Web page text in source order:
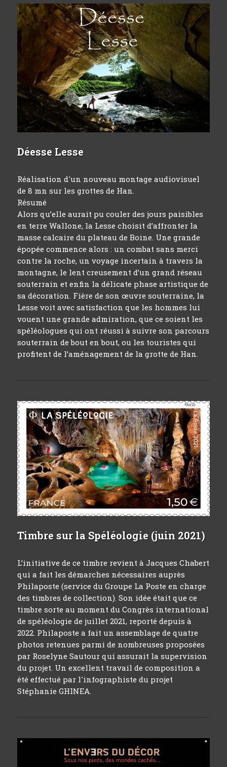
Déesse Lesse
Réalisation d'un nouveau montage audiovisuel
de 8 mn sur les grottes de Han.
Résumé
Alors qu’elle aurait pu couler des jours paisibles
en terre Wallone, la Lesse choisit d’affronter la
masse calcaire du plateau de Boine. Une grande
épopée commence alors : un combat sans merci
contre la roche, un voyage incertain à travers la
montagne, le lent creusement d’un grand réseau
souterrain et enfin la délicate phase artistique de
sa décoration. Fière de son œuvre souterraine, la
Lesse voit avec satisfaction que les hommes lui
vouent une grande admiration, que ce soient les
spéléologues qui ont réussi à suivre son parcours
souterrain de bout en bout, ou les touristes qui
profitent de l’aménagement de la grotte de Han.
Timbre sur la Spéléologie (juin 2021)
L’initiative de ce timbre revient à Jacques Chabert
qui a fait les démarches nécessaires auprès
Philaposte (service du Groupe La Poste en charge
des timbres de collection). Son idée était que ce
timbre sorte au moment du Congrès international
de spéléologie de juillet 2021, reporté depuis à
2022. Philaposte a fait un assemblage de quatre
photos retenues parmi de nombreuses proposées
par Roselyne Sautour qui assurait la supervision
du projet. Un excellent travail de composition a
été effectué par l'infographiste du projet
Stéphanie GHINEA.